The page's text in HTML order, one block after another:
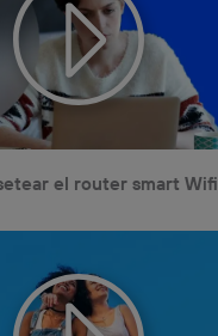
el router smart Wifi